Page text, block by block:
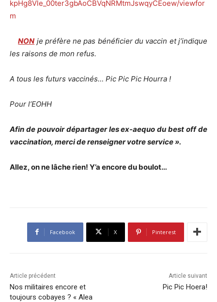
kpHg8Vle_00ter3gbAoCBVqNRMtmJswqyCEoew/viewfor
m
NON je préfère ne pas bénéficier du vaccin et j’indique
les raisons de mon refus.
A tous les futurs vaccinés… Pic Pic Pic Hourra !
Pour l’EOHH
Afin de pouvoir départager les ex-aequo du best off de
vaccination, merci de renseigner votre service ».
Allez, on ne lâche rien! Y’a encore du boulot…
Facebook X Pinterest
Article précédent
Nos militaires encore et
toujours cobayes ? « Alea
Article suivant
Pic Pic Hoera!